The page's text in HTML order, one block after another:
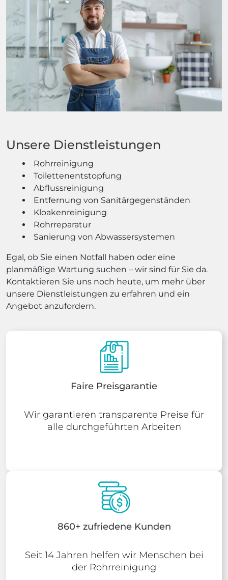
Unsere Dienstleistungen
Rohrreinigung
Toilettenentstopfung
Abflussreinigung
Entfernung von Sanitärgegenständen
Kloakenreinigung
Rohrreparatur
Sanierung von Abwassersystemen
Egal, ob Sie einen Notfall haben oder eine
planmäßige Wartung suchen – wir sind für Sie da.
Kontaktieren Sie uns noch heute, um mehr über
unsere Dienstleistungen zu erfahren und ein
Angebot anzufordern.
Faire Preisgarantie
Wir garantieren transparente Preise für
alle durchgeführten Arbeiten
860+ zufriedene Kunden
Seit 14 Jahren helfen wir Menschen bei
der Rohrreinigung